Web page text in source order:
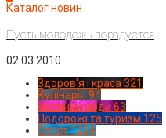
Каталог новин
Пусть молодежь порадуется
02.03.2010
Здоров'я і краса 321
Кулінарія 94
Новинки моди 63
Подорожі та туризм 125
Спорт1224